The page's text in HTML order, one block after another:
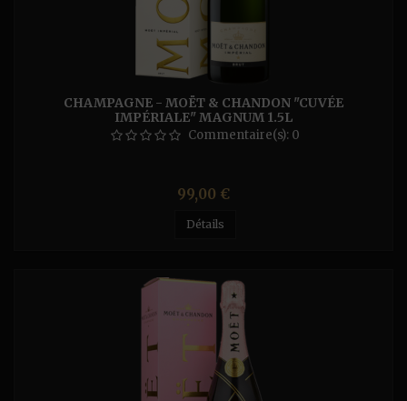
CHAMPAGNE - MOËT & CHANDON "CUVÉE
IMPÉRIALE" MAGNUM 1.5L
Commentaire(s): 0
Prix
99,00 €
Détails